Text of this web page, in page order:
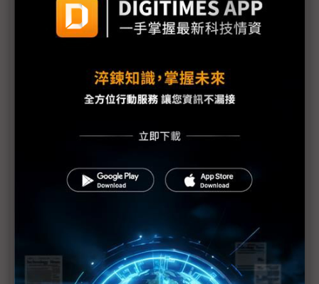
Anduril攜手Palantir主導金穹系統核心軟體 美國航
太防禦盾加速成形
烏克蘭總統攜反無人機專家挺海灣 換取愛國者飛彈
推動REEF計畫
美國海軍終止MASC計畫 中型無人水面艦將成黃金
科技1分鐘：小型無人系統（sUAS）